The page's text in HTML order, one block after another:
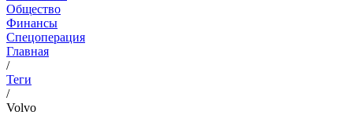
Общество
Финансы
Спецоперация
Главная
/
Теги
/
Volvo